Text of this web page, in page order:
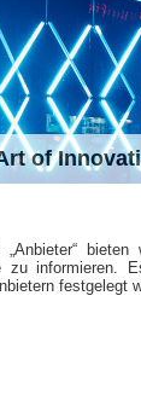
of
„Anbieter“
zu informieren.
festgelegt